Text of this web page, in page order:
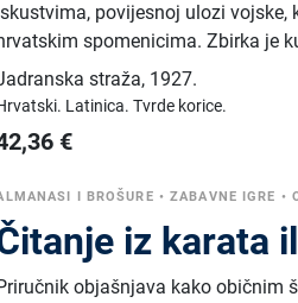
povijesnoj ulozi
spomenicima. Zbirka je
straža, 1927.
Latinica.Tvrde korice.
€
I BROŠURE •ZABAVNE IGRE •
iz karata
objašnjava kako običnim